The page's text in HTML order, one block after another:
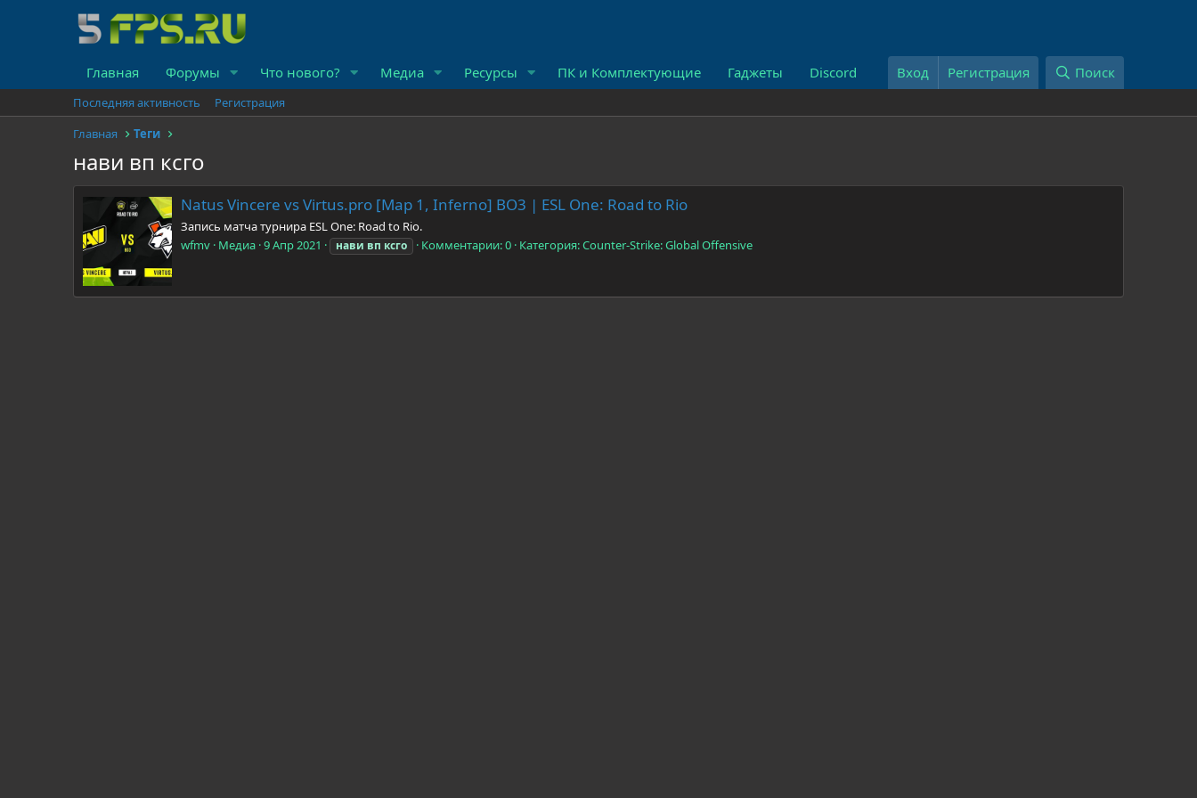
Главная Форумы Что нового? Медиа Ресурсы ПК и Комплектующие Гаджеты Discord Вход Регистрация Поиск
Последняя активность
Регистрация
Главная
Теги
нави вп ксго
Natus Vincere vs Virtus.pro [Map 1, Inferno] BO3 | ESL One: Road to Rio
Запись матча турнира ESL One: Road to Rio.
wfmv Медиа 9 Апр 2021 нави вп ксго Комментарии: 0 Категория: Counter-Strike: Global Offensive